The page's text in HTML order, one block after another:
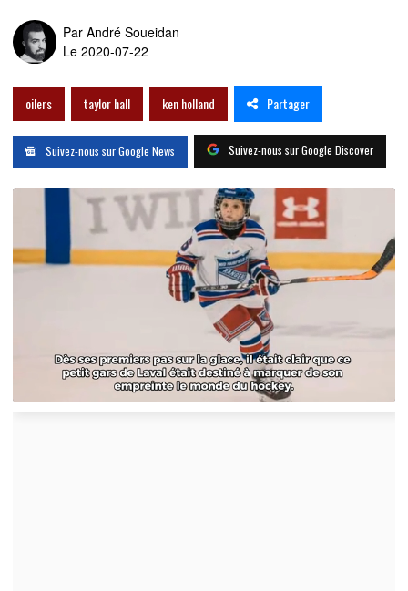
Par André Soueidan
Le 2020-07-22
oilers taylor hall ken holland Partager
Suivez-nous sur Google News Suivez-nous sur Google Discover